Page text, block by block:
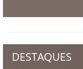
DESTAQUES